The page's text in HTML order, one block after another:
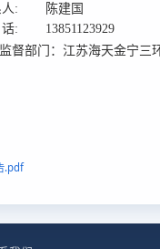
:
陈建国
话:
13851123929
监督部门：江苏海天金宁三
.pdf